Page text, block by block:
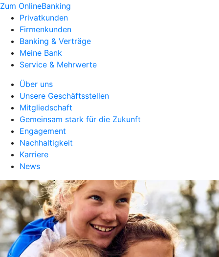
Zum OnlineBanking
Privatkunden
Firmenkunden
Banking & Verträge
Meine Bank
Service & Mehrwerte
Über uns
Unsere Geschäftsstellen
Mitgliedschaft
Gemeinsam stark für die Zukunft
Engagement
Nachhaltigkeit
Karriere
News